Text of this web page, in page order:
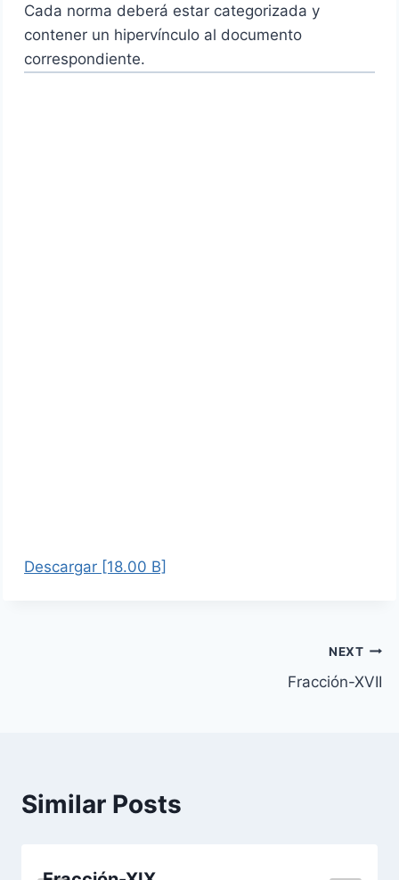
Cada norma deberá estar categorizada y
contener un hipervínculo al documento
correspondiente.
Descargar [18.00 B]
NEXT
Fracción-XVII
Similar Posts